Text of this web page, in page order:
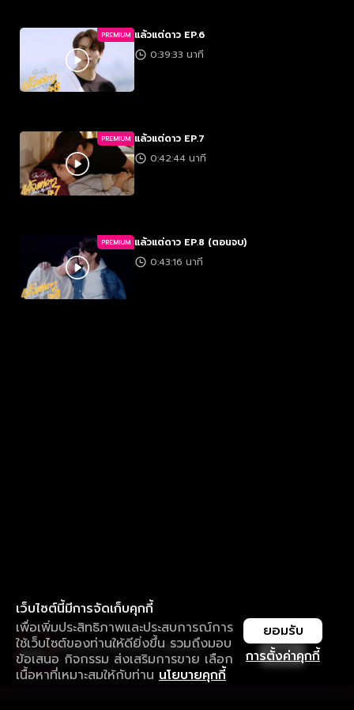
PREMIUM แล้วแต่ดาว EP.6
0:39:33 นาที
PREMIUM แล้วแต่ดาว EP.7
0:42:44 นาที
PREMIUM แล้วแต่ดาว EP.8 (ตอนจบ)
0:43:16 นาที
เว็บไซต์นี้มีการจัดเก็บคุกกี้
เพื่อเพิ่มประสิทธิภาพและประสบการณ์การ
ใช้เว็บไซต์ของท่านให้ดียิ่งขึ้น รวมถึงมอบ
ข้อเสนอ กิจกรรม ส่งเสริมการขาย เลือก
เนื้อหาที่เหมาะสมให้กับท่าน นโยบายคุกกี้
การตั้งค่าคุกกี้
ยอมรับ
ใช้งานแอป ลื่นไหลกว่า ไม่มีสะดุด
ดาวน์โหลดแอปเพื่อการรับชมที่ดีกว่า เปิด